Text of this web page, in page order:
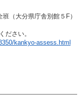
班（大分県庁舎別館５F）​
ださい。
kankyo-assess.html